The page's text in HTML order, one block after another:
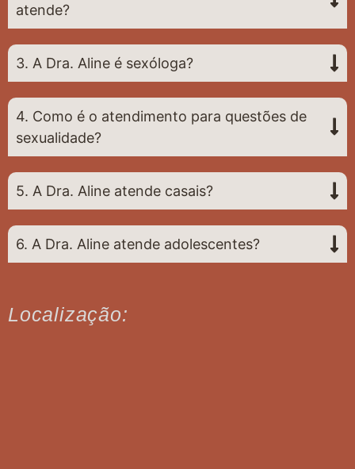
atende?
3. A Dra. Aline é sexóloga?
4. Como é o atendimento para questões de
sexualidade?
5. A Dra. Aline atende casais?
6. A Dra. Aline atende adolescentes?
Localização: